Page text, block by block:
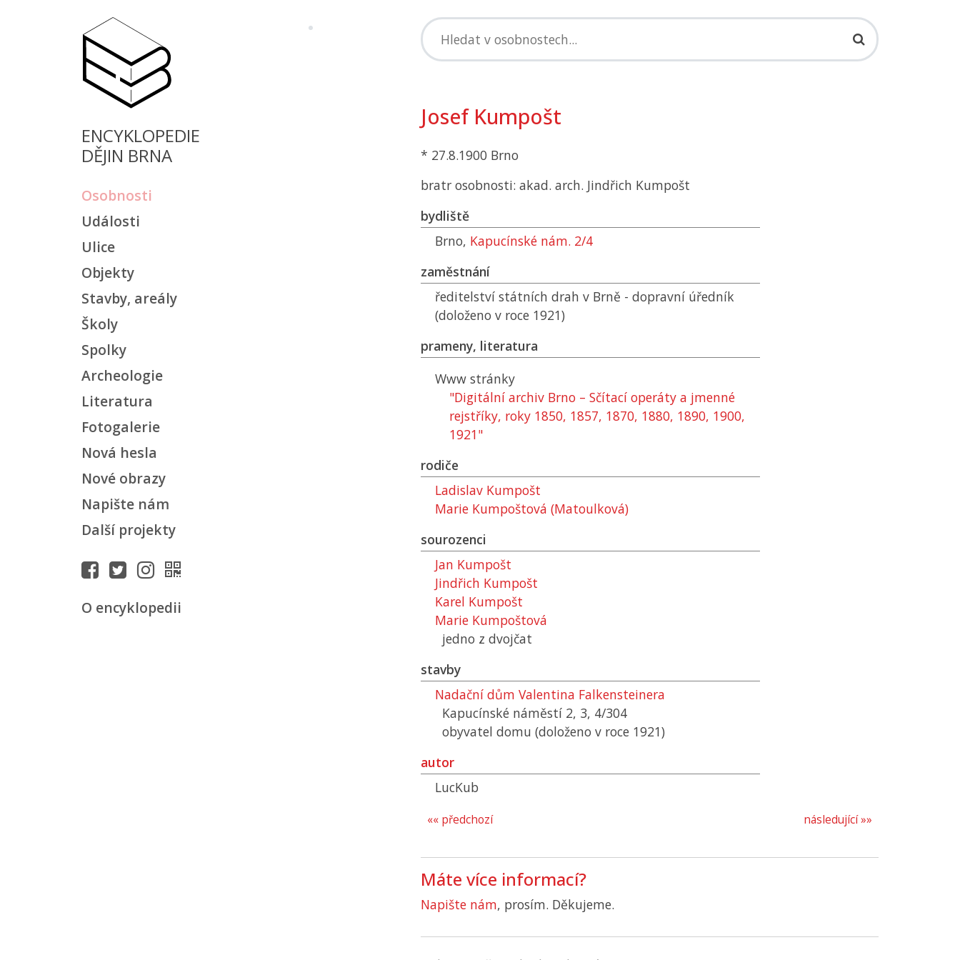
ENCYKLOPEDIE
DĚJIN BRNA
Osobnosti
Události
Ulice
Objekty
Stavby, areály
Školy
Spolky
Archeologie
Literatura
Fotogalerie
Nová hesla
Nové obrazy
Napište nám
Další projekty
O encyklopedii
Josef Kumpošt
* 27.8.1900 Brno
bratr osobnosti: akad. arch. Jindřich Kumpošt
bydliště
Brno, Kapucínské nám. 2/4
zaměstnání
ředitelství státních drah v Brně - dopravní úředník
(doloženo v roce 1921)
prameny, literatura
Www stránky
"Digitální archiv Brno – Sčítací operáty a jmenné
rejstříky, roky 1850, 1857, 1870, 1880, 1890, 1900,
1921"
rodiče
Ladislav Kumpošt
Marie Kumpoštová (Matoulková)
sourozenci
Jan Kumpošt
Jindřich Kumpošt
Karel Kumpošt
Marie Kumpoštová
jedno z dvojčat
stavby
Nadační dům Valentina Falkensteinera
Kapucínské náměstí 2, 3, 4/304
obyvatel domu (doloženo v roce 1921)
autor
LucKub
následující »»
«« předchozí
Máte více informací?
Napište nám, prosím. Děkujeme.